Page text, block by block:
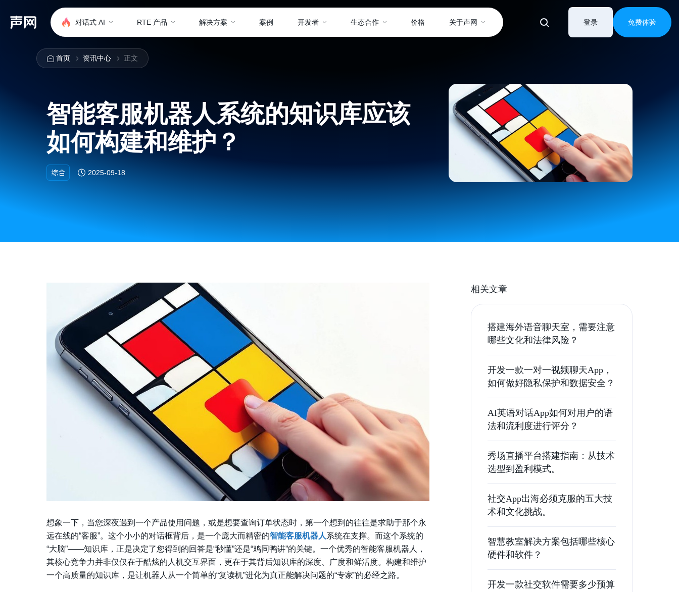
对话式 AI RTE 产品 解决方案 案例 开发者 生态合作 价格 关于声网 登录 免费体验
首页 资讯中心 正文
智能客服机器人系统的知识库应该
如何构建和维护？
综合 2025-09-18
想象一下，当您深夜遇到一个产品使用问题，或是想要查询订单状态时，第一个想到的往往是求助于那个永
远在线的“客服”。这个小小的对话框背后，是一个庞大而精密的智能客服机器人系统在支撑。而这个系统的
“大脑”——知识库，正是决定了您得到的回答是“秒懂”还是“鸡同鸭讲”的关键。一个优秀的智能客服机器人，
其核心竞争力并非仅仅在于酷炫的人机交互界面，更在于其背后知识库的深度、广度和鲜活度。构建和维护
一个高质量的知识库，是让机器人从一个简单的“复读机”进化为真正能解决问题的“专家”的必经之路。
相关文章
搭建海外语音聊天室，需要注意
哪些文化和法律风险？
开发一款一对一视频聊天App，
如何做好隐私保护和数据安全？
AI英语对话App如何对用户的语
法和流利度进行评分？
秀场直播平台搭建指南：从技术
选型到盈利模式。
社交App出海必须克服的五大技
术和文化挑战。
智慧教室解决方案包括哪些核心
硬件和软件？
开发一款社交软件需要多少预算